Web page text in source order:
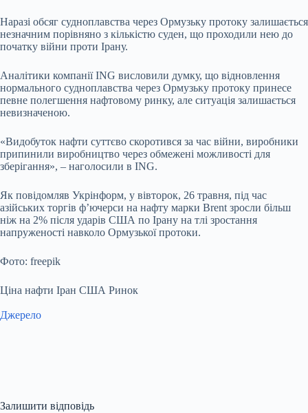
Наразі обсяг судноплавства через Ормузьку протоку залишається
незначним порівняно з кількістю суден, що проходили нею до
початку війни проти Ірану.
Аналітики компанії ING висловили думку, що відновлення
нормального судноплавства через Ормузьку протоку принесе
певне полегшення нафтовому ринку, але ситуація залишається
невизначеною.
«Видобуток нафти суттєво скоротився за час війни, виробники
припинили виробництво через обмежені можливості для
зберігання», – наголосили в ING.
Як повідомляв Укрінформ, у вівторок, 26 травня, під час
азійських торгів ф’ючерси на нафту марки Brent зросли більш
ніж на 2% після ударів США по Ірану на тлі зростання
напруженості навколо Ормузької протоки.
Фото: freepik
Ціна нафти Іран США Ринок
Джерело
Залишити відповідь